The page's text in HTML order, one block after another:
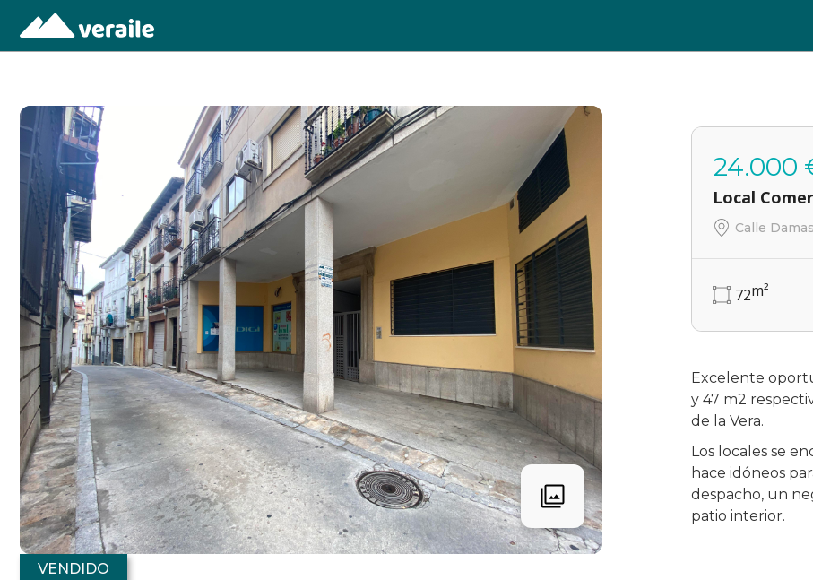
VENDIDO
24.000
Local
Calle
72m²
Excelente
y 47 m2
de la Vera.
Los locales se
hace idóneos
despacho, un
patio interior.